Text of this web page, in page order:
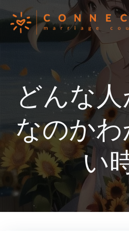
コ
ン
テ
ン
へ
キ
ッ
プ
どんな
なのか
い